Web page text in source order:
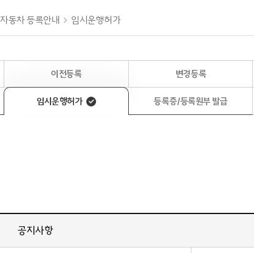
자동차 등록안내 임시운행허가
이전등록 변경등록
임시운행허가 등록증/등록원부 발급
공지사항